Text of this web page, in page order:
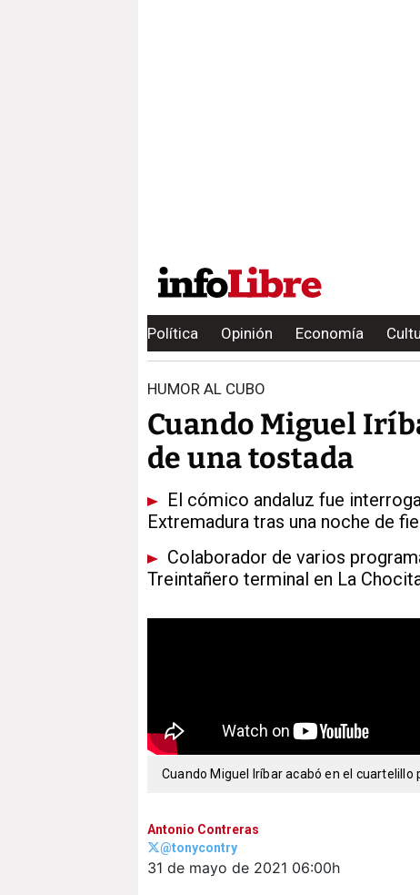
Política Opinión Economía
HUMOR AL CUBO
Cuando Miguel
de una tostada
El cómico andaluz fue
Extremadura tras una noche de
Colaborador de varios
Treintañero terminal en La
Cuando Miguel Iríbar acabó en el cuartelillo
Antonio Contreras
@tonycontry
31 de mayo de 2021 06:00h